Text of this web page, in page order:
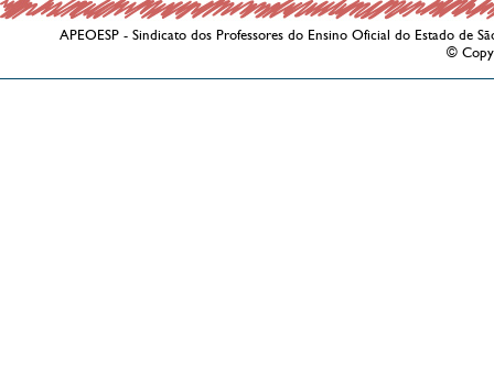
APEOESP - Sindicato dos Professores do Ensino Oficial do Estado de
©